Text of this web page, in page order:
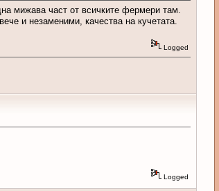
мижава част от всичките фермери там.
и незаменими, качества на кучетата.
Logged
Logged